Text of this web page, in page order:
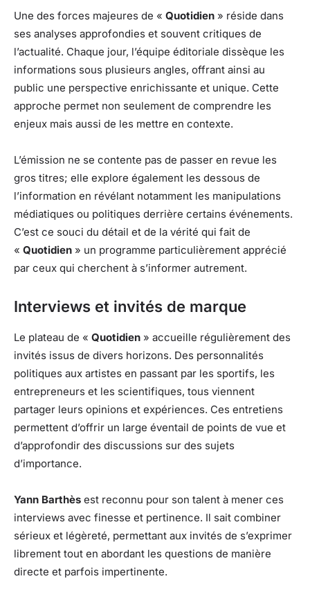
Une des forces majeures de « Quotidien » réside dans
ses analyses approfondies et souvent critiques de
l’actualité. Chaque jour, l’équipe éditoriale dissèque les
informations sous plusieurs angles, offrant ainsi au
public une perspective enrichissante et unique. Cette
approche permet non seulement de comprendre les
enjeux mais aussi de les mettre en contexte.
L’émission ne se contente pas de passer en revue les
gros titres; elle explore également les dessous de
l’information en révélant notamment les manipulations
médiatiques ou politiques derrière certains événements.
C’est ce souci du détail et de la vérité qui fait de
« Quotidien » un programme particulièrement apprécié
par ceux qui cherchent à s’informer autrement.
Interviews et invités de marque
Le plateau de « Quotidien » accueille régulièrement des
invités issus de divers horizons. Des personnalités
politiques aux artistes en passant par les sportifs, les
entrepreneurs et les scientifiques, tous viennent
partager leurs opinions et expériences. Ces entretiens
permettent d’offrir un large éventail de points de vue et
d’approfondir des discussions sur des sujets
d’importance.
Yann Barthès est reconnu pour son talent à mener ces
interviews avec finesse et pertinence. Il sait combiner
sérieux et légèreté, permettant aux invités de s’exprimer
librement tout en abordant les questions de manière
directe et parfois impertinente.